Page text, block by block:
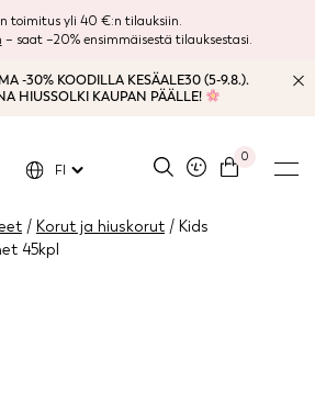
toimitus yli 40 €:n tilauksiin.
– saat –20% ensimmäisestä tilauksestasi.
-30% KOODILLA KESÄALE30 (5-9.8.).
HIUSSOLKI KAUPAN PÄÄLLE!
0
FI
/ Korut ja hiuskorut / Kids
45kpl